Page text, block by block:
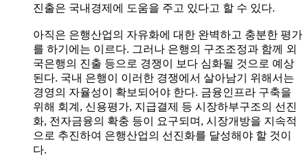
진출은 국내경제에 도움을 주고 있다고 할 수 있다.
아직은 은행산업의 자유화에 대한 완벽하고 충분한 평가
를 하기에는 이르다. 그러나 은행의 구조조정과 함께 외
국은행의 진출 등으로 경쟁이 보다 심화될 것으로 예상
된다. 국내 은행이 이러한 경쟁에서 살아남기 위해서는
경영의 자율성이 확보되어야 한다. 금융인프라 구축을
위해 회계, 신용평가, 지급결제 등 시장하부구조의 선진
화, 전자금융의 확충 등이 요구되며, 시장개방을 지속적
으로 추진하여 은행산업의 선진화를 달성해야 할 것이
다.